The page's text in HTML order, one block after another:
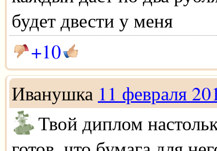
будет двести у меня
+10
Иванушка 11 февраля
Твой диплом